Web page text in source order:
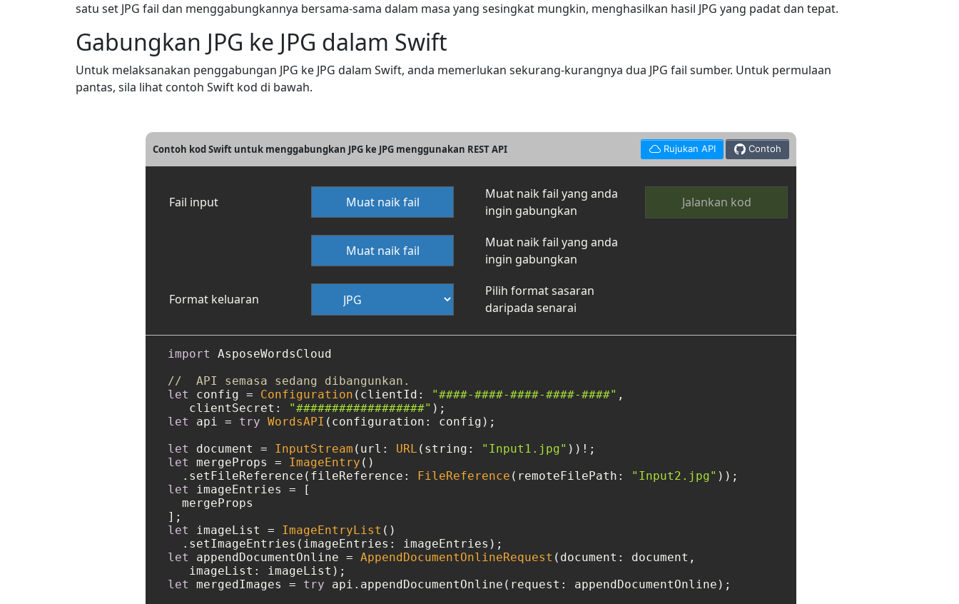
satu set JPG fail dan menggabungkannya bersama-sama dalam masa yang sesingkat mungkin, menghasilkan hasil JPG yang padat dan tepat.
Gabungkan JPG ke JPG dalam Swift
Untuk melaksanakan penggabungan JPG ke JPG dalam Swift, anda memerlukan sekurang-kurangnya dua JPG fail sumber. Untuk permulaan
pantas, sila lihat contoh Swift kod di bawah.
Contoh kod Swift untuk menggabungkan JPG ke JPG menggunakan REST API Rujukan API Contoh
Fail input Muat naik fail
Muat naik fail yang anda
ingin gabungkan
Jalankan kod
Muat naik fail
Muat naik fail yang anda
ingin gabungkan
Format keluaran
Pilih format sasaran
daripada senarai
import
AsposeWordsCloud
//  API semasa sedang dibangunkan.
let
config = Configuration (clientId: "####-####-####-####-####" ,
   clientSecret:
"##################"
let
api = try WordsAPI (configuration: config);
let
document = InputStream (url: URL (string: "Input1.jpg" )) !
let
mergeProps = ImageEntry ()
  .setFileReference(fileReference:
FileReference (remoteFilePath: "Input2.jpg"
let
imageEntries = [
  mergeProps
let
imageList = ImageEntryList ()
let
appendDocumentOnline = AppendDocumentOnlineRequest (document: document,
let
mergedImages = try api.appendDocumentOnline(request: appendDocumentOnline);